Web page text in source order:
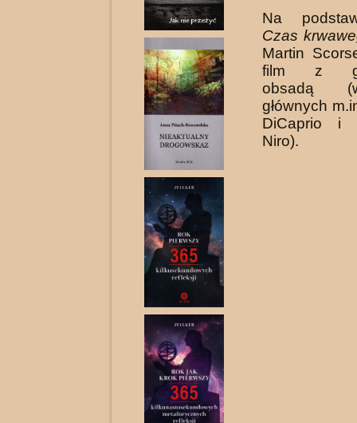
Na
Czas
Martin
film z
obsadą
głównych
DiCaprio i
Niro).